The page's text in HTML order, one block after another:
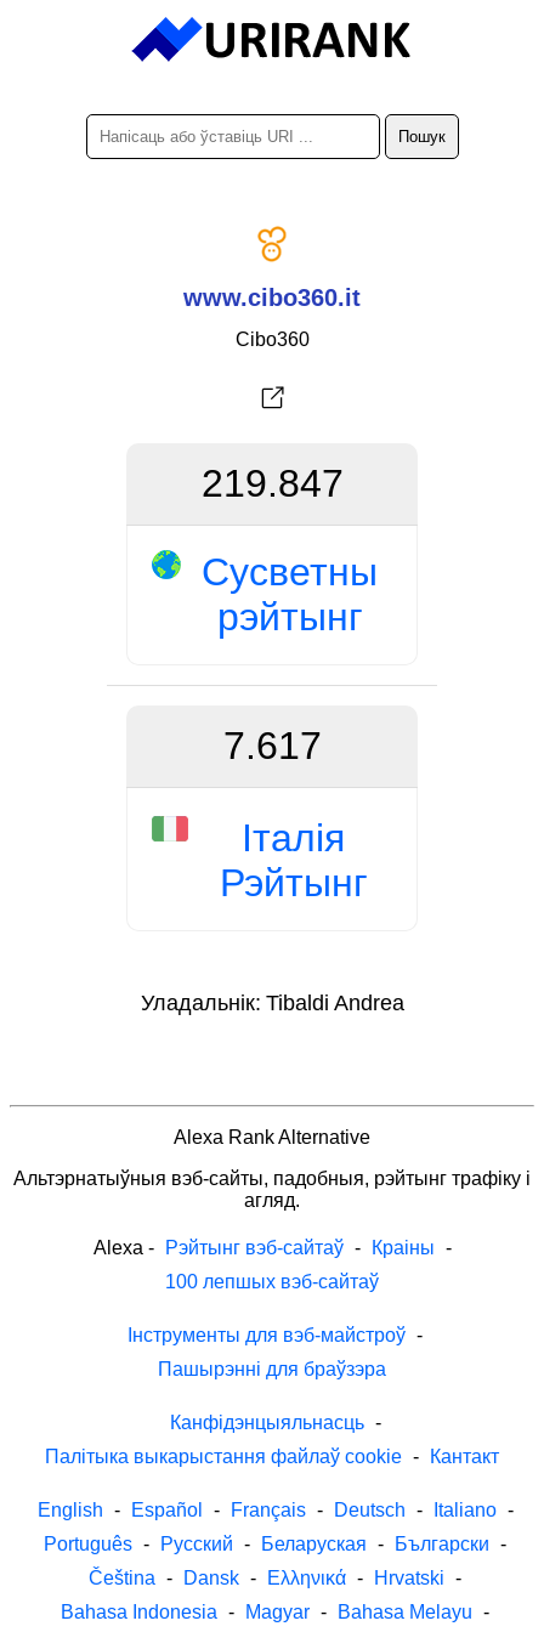
www.cibo360.it
Cibo360
219.847
Сусветны
рэйтынг
7.617
Італія
Рэйтынг
Уладальнік: Tibaldi Andrea
Alexa Rank Alternative
Альтэрнатыўныя вэб-сайты, падобныя, рэйтынг трафіку і
агляд.
Alexa - Рэйтынг вэб-сайтаў - Краіны -
100 лепшых вэб-сайтаў
Інструменты для вэб-майстроў -
Пашырэнні для браўзэра
Канфідэнцыяльнасць -
Палітыка выкарыстання файлаў cookie - Кантакт
English - Español - Français - Deutsch - Italiano -
Português - Русский - Беларуская - Български -
Čeština - Dansk - Ελληνικά - Hrvatski -
Bahasa Indonesia - Magyar - Bahasa Melayu -